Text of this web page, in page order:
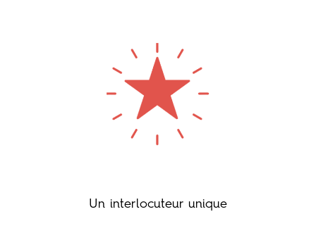
Un interlocuteur unique